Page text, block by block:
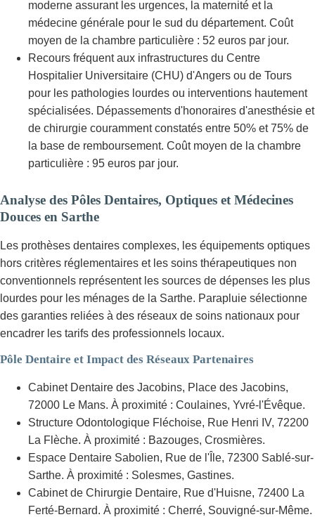
moderne assurant les urgences, la maternité et la
médecine générale pour le sud du département. Coût
moyen de la chambre particulière : 52 euros par jour.
Recours fréquent aux infrastructures du Centre
Hospitalier Universitaire (CHU) d'Angers ou de Tours
pour les pathologies lourdes ou interventions hautement
spécialisées. Dépassements d'honoraires d'anesthésie et
de chirurgie couramment constatés entre 50% et 75% de
la base de remboursement. Coût moyen de la chambre
particulière : 95 euros par jour.
Analyse des Pôles Dentaires, Optiques et Médecines
Douces en Sarthe
Les prothèses dentaires complexes, les équipements optiques
hors critères réglementaires et les soins thérapeutiques non
conventionnels représentent les sources de dépenses les plus
lourdes pour les ménages de la Sarthe. Parapluie sélectionne
des garanties reliées à des réseaux de soins nationaux pour
encadrer les tarifs des professionnels locaux.
Pôle Dentaire et Impact des Réseaux Partenaires
Cabinet Dentaire des Jacobins, Place des Jacobins,
72000 Le Mans. À proximité : Coulaines, Yvré-l'Évêque.
Structure Odontologique Fléchoise, Rue Henri IV, 72200
La Flèche. À proximité : Bazouges, Crosmières.
Espace Dentaire Sabolien, Rue de l'Île, 72300 Sablé-sur-
Sarthe. À proximité : Solesmes, Gastines.
Cabinet de Chirurgie Dentaire, Rue d'Huisne, 72400 La
Ferté-Bernard. À proximité : Cherré, Souvigné-sur-Même.